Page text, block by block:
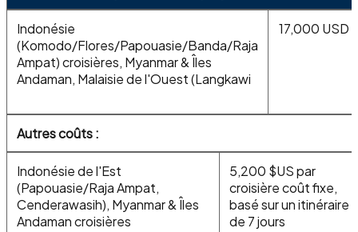
Indonésie
(Komodo/Flores/Papouasie/Banda/Raja
Ampat) croisières, Myanmar & Îles
Andaman, Malaisie de l'Ouest (Langkawi
17,000 USD
Autres coûts :
Indonésie de l'Est
(Papouasie/Raja Ampat,
Cenderawasih), Myanmar & Îles
Andaman croisières
5,200 $US par
croisière coût fixe,
basé sur un itinéraire
de 7 jours